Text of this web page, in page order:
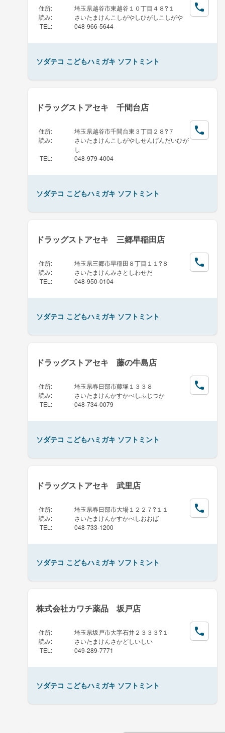
住所:
埼玉県越谷市東越谷１０丁目４８?１
読み:
さいたまけんこしがやしひがしこしがや
TEL : 048-966-5644
ソダテコ こどもハミガキ ソフトミント
ドラッグストアセキ 千間台店
住所:
埼玉県越谷市千間台東３丁目２８?７
読み:
さいたまけんこしがやしせんげんだいひが
し
TEL : 048-979-4004
ソダテコ こどもハミガキ ソフトミント
ドラッグストアセキ 三郷早稲田店
住所:
埼玉県三郷市早稲田８丁目１１?８
読み:
さいたまけんみさとしわせだ
TEL : 048-950-0104
ソダテコ こどもハミガキ ソフトミント
ドラッグストアセキ 藤の牛島店
住所:
埼玉県春日部市藤塚１３３８
読み:
さいたまけんかすかべしふじつか
TEL : 048-734-0079
ソダテコ こどもハミガキ ソフトミント
ドラッグストアセキ 武里店
住所:
埼玉県春日部市大場１２２７?１１
読み:
さいたまけんかすかべしおおば
TEL : 048-733-1200
ソダテコ こどもハミガキ ソフトミント
株式会社カワチ薬品 坂戸店
住所:
埼玉県坂戸市大字石井２３３３?１
読み:
さいたまけんさかどしいしい
TEL : 049-289-7771
ソダテコ こどもハミガキ ソフトミント